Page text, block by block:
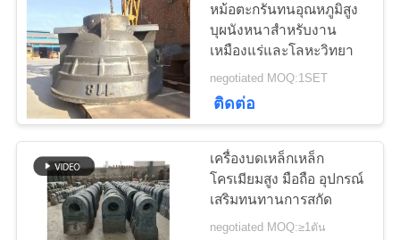
กับ
เรา
ทัวร์
โรงงาน
เฟืองเฟืองเกียร์เอียง
Girth Gear
หม้อตะกรันทนอุณหภูมิสูง
บุผนังหนาสำหรับงาน
เหมืองแร่และโลหะวิทยา
negotiated MOQ:1SET
ติดต่อ
เครื่องบดเหล็กเหล็ก
โครเมียมสูง มือถือ อุปกรณ์
เสริมทนทานการสกัด
negotiated MOQ:≥1ตัน